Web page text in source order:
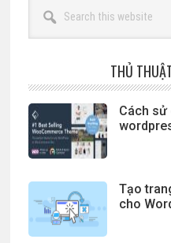
this
website
THỦ
Cách sử
Tạo
cho